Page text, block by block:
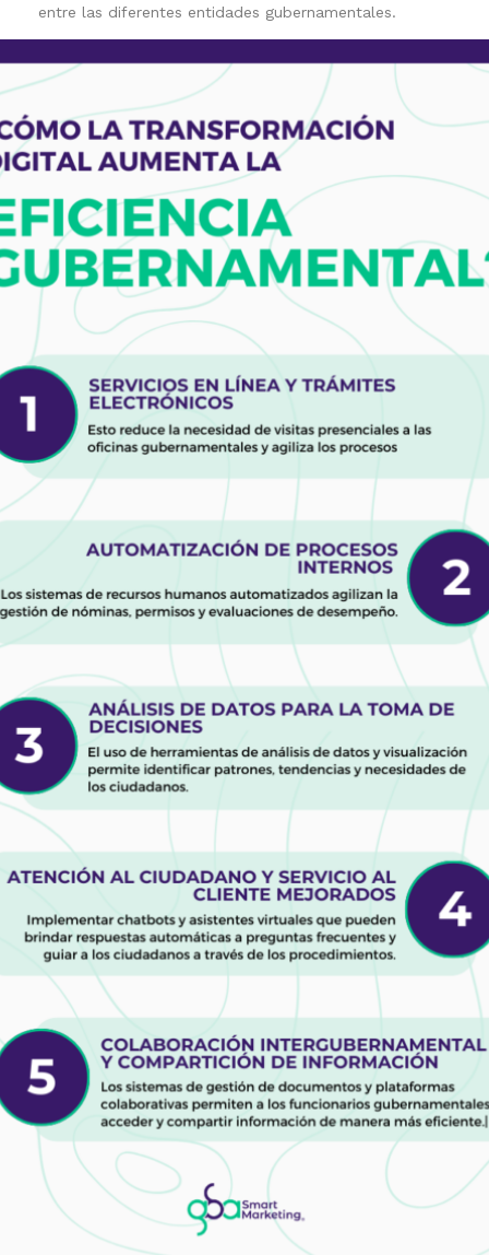
entre las diferentes entidades gubernamentales.